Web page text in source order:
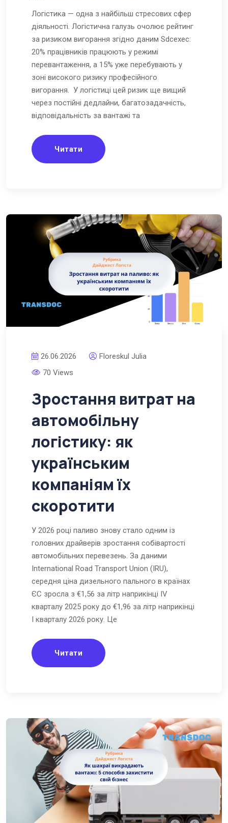
Логістика — одна з найбільш стресових сфер
діяльності. Логістична галузь очолює рейтинг
за ризиком вигорання згідно даним Sdcexec:
20% працівників працюють у режимі
перевантаження, а 15% уже перебувають у
зоні високого ризику професійного
вигорання. У логістиці цей ризик ще вищий
через постійні дедлайни, багатозадачність,
відповідальність за вантажі та
Читати
26.06.2026
Floreskul Julia
70 Views
Зростання витрат на
автомобільну
логістику: як
українським
компаніям їх
скоротити
У 2026 році паливо знову стало одним із
головних драйверів зростання собівартості
автомобільних перевезень. За даними
International Road Transport Union (IRU),
середня ціна дизельного пального в країнах
ЄС зросла з €1,56 за літр наприкінці IV
кварталу 2025 року до €1,96 за літр наприкінці
I кварталу 2026 року. Це
Читати